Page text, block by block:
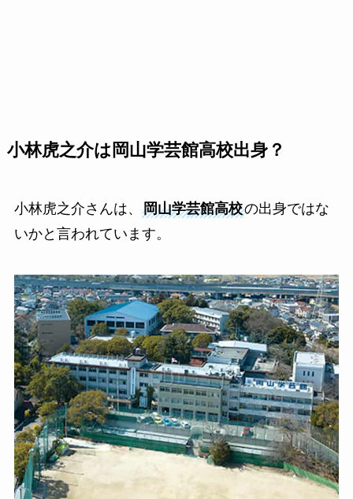
小林虎之介は岡山学芸館高校出身？
小林虎之介さんは、 岡山学芸館高校の出身ではな
いかと言われています。